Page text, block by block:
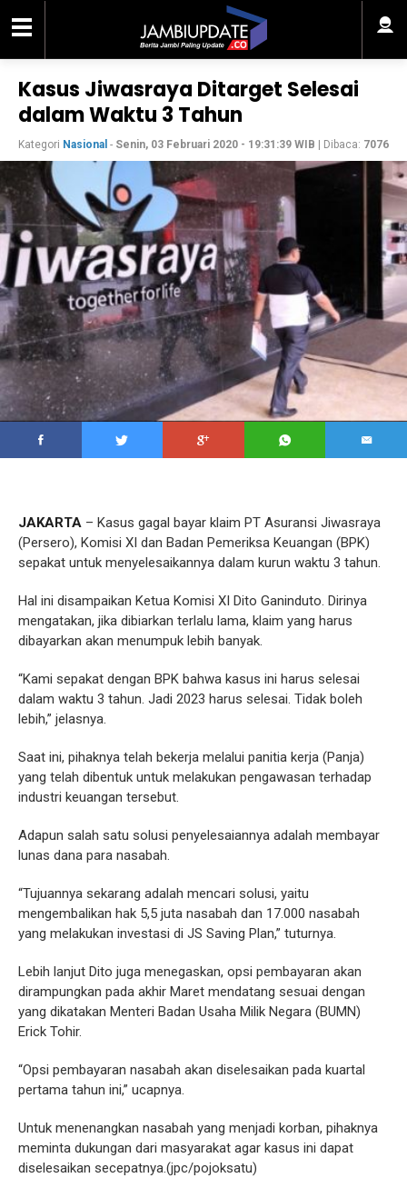
Kasus Jiwasraya Ditarget Selesai
dalam Waktu 3 Tahun
Kategori Nasional - Senin, 03 Februari 2020 - 19:31:39 WIB | Dibaca: 7076
JAKARTA – Kasus gagal bayar klaim PT Asuransi Jiwasraya
(Persero), Komisi XI dan Badan Pemeriksa Keuangan (BPK)
sepakat untuk menyelesaikannya dalam kurun waktu 3 tahun.
Hal ini disampaikan Ketua Komisi XI Dito Ganinduto. Dirinya
mengatakan, jika dibiarkan terlalu lama, klaim yang harus
dibayarkan akan menumpuk lebih banyak.
“Kami sepakat dengan BPK bahwa kasus ini harus selesai
dalam waktu 3 tahun. Jadi 2023 harus selesai. Tidak boleh
lebih,” jelasnya.
Saat ini, pihaknya telah bekerja melalui panitia kerja (Panja)
yang telah dibentuk untuk melakukan pengawasan terhadap
industri keuangan tersebut.
Adapun salah satu solusi penyelesaiannya adalah membayar
lunas dana para nasabah.
“Tujuannya sekarang adalah mencari solusi, yaitu
mengembalikan hak 5,5 juta nasabah dan 17.000 nasabah
yang melakukan investasi di JS Saving Plan,” tuturnya.
Lebih lanjut Dito juga menegaskan, opsi pembayaran akan
dirampungkan pada akhir Maret mendatang sesuai dengan
yang dikatakan Menteri Badan Usaha Milik Negara (BUMN)
Erick Tohir.
“Opsi pembayaran nasabah akan diselesaikan pada kuartal
pertama tahun ini,” ucapnya.
Untuk menenangkan nasabah yang menjadi korban, pihaknya
meminta dukungan dari masyarakat agar kasus ini dapat
diselesaikan secepatnya.(jpc/pojoksatu)